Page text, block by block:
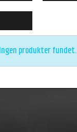
Ingen produkter fundet.